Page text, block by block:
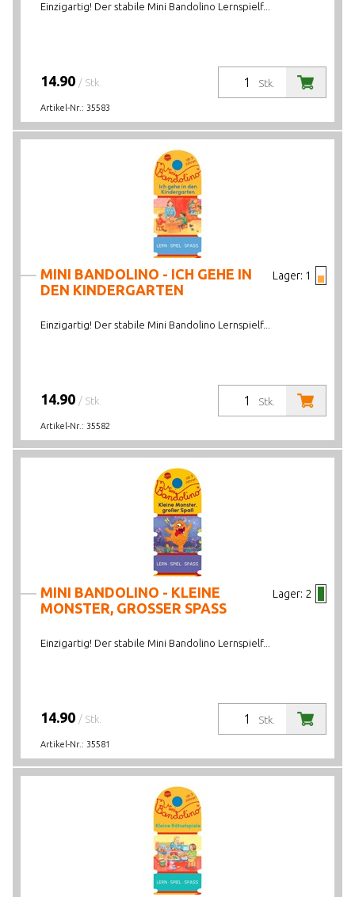
Einzigartig! Der stabile Mini Bandolino Lernspielf...
Stk.
14.90 / Stk.
Artikel-Nr.: 35583
Lager: 1
MINI BANDOLINO - ICH GEHE IN
DEN KINDERGARTEN
Einzigartig! Der stabile Mini Bandolino Lernspielf...
Stk.
14.90 / Stk.
Artikel-Nr.: 35582
Lager: 2
MINI BANDOLINO - KLEINE
MONSTER, GROSSER SPASS
Einzigartig! Der stabile Mini Bandolino Lernspielf...
Stk.
14.90 / Stk.
Artikel-Nr.: 35581